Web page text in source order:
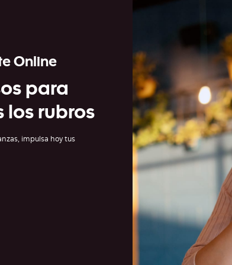
Online
para
los rubros
impulsa hoy tus